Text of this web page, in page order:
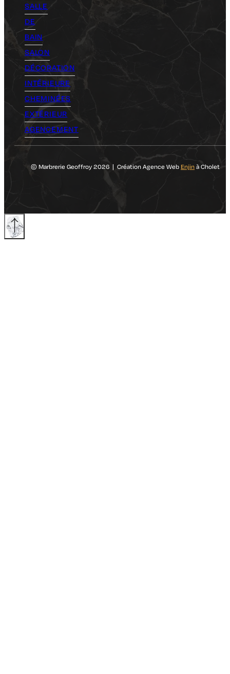
SALLE
DE
BAIN
SALON
DÉCORATION
INTÉRIEURE
CHEMINÉES
EXTÉRIEUR
AGENCEMENT
© Marbrerie Geoffroy 2026 | Création Agence Web Enjin à Cholet